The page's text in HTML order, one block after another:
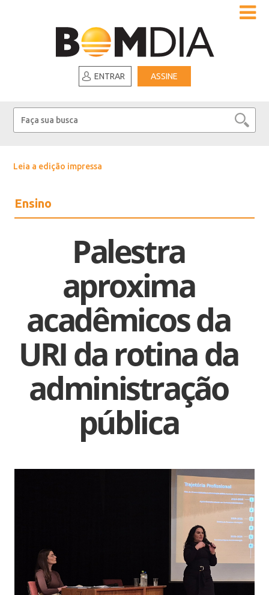
ENTRAR ASSINE
Leia a edição impressa
Ensino
Palestra
aproxima
acadêmicos da
URI da rotina da
administração
pública